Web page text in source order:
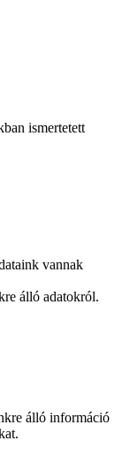
ismertetett
vannak
álló adatokról.
álló információ